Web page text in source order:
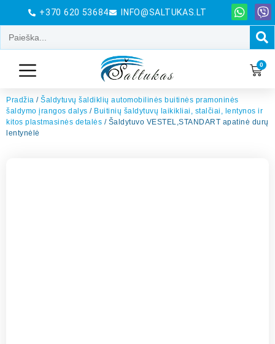
+370 620 53684 INFO@SALTUKAS.LT
0
Pradžia / Šaldytuvų šaldiklių automobilinės buitinės pramoninės
šaldymo įrangos dalys / Buitinių šaldytuvų laikikliai, stalčiai, lentynos ir
kitos plastmasinės detalės / Šaldytuvo VESTEL,STANDART apatinė durų
lentynėlė